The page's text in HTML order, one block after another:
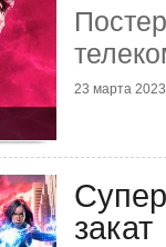
23 марта 2023
закат